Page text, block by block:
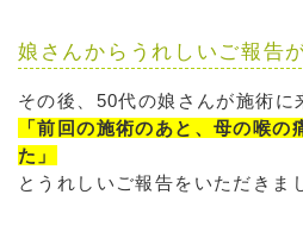
娘さんからうれしいご報告
その後、50代の娘さんが施術に
「前回の施術のあと、母の喉
た」
とうれしいご報告をいただきま